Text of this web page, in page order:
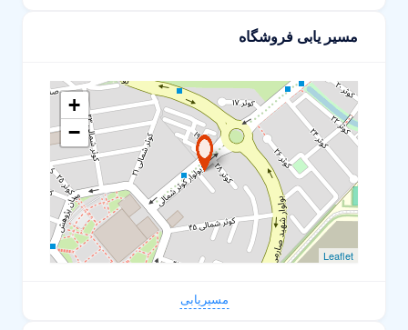
مسیر یابی فروشگاه
+
−
Leaflet
مسیریابی